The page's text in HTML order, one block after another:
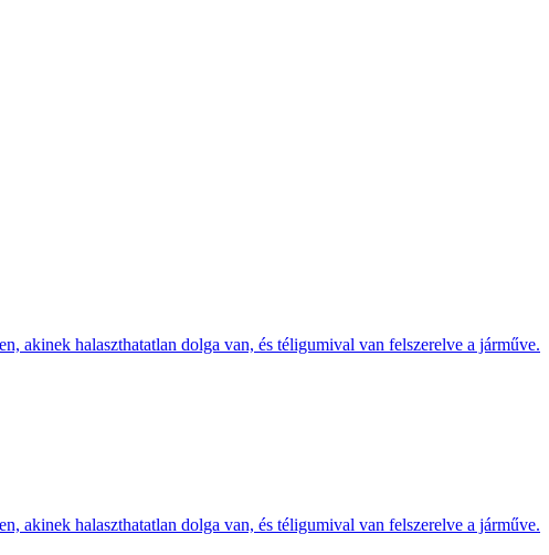
akinek halaszthatatlan dolga van, és téligumival van felszerelve a járműve.
akinek halaszthatatlan dolga van, és téligumival van felszerelve a járműve.